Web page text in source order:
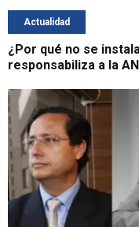
Actualidad
¿Por qué no se
responsabiliza a la